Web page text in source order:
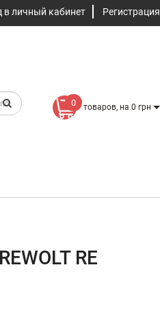
в личный кабинет Регистрация
0 товаров, на 0 грн
RE